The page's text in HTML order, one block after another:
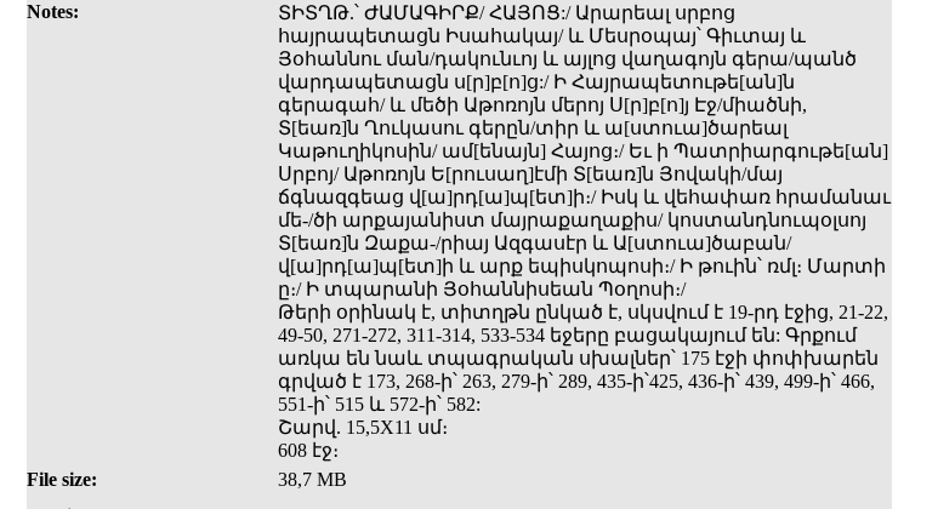
Notes:
ՏԻՏՂԹ.՝ ԺԱՄԱԳԻՐՔ/ ՀԱՅՈՑ:/ Արարեալ սրբոց
հայրապետացն Իսահակայ/ և Մեսրօպայ՝ Գիւտայ և
Յօհաննու ման/դակունւոյ և այլոց վաղագոյն գերա/պանծ
վարդապետացն ս[ր]բ[ո]ց:/ Ի Հայրապետութե[ան]ն
գերագահ/ և մեծի Աթոռոյն մերոյ Ս[ր]բ[ո]յ Էջ/միածնի,
Տ[եառ]ն Ղուկասու գերըն/տիր և ա[ստուա]ծարեալ
Կաթուղիկոսին/ ամ[ենայն] Հայոց։/ Եւ ի Պատրիարգութե[ան]
Սրբոյ/ Աթոռոյն Ե[րուսաղ]էմի Տ[եառ]ն Յովակի/մայ
ճգնազգեաց վ[ա]րդ[ա]պ[ետ]ի։/ Իսկ և վեհափառ հրամանաւ
մե-/ծի արքայանիստ մայրաքաղաքիս/ կոստանդնուպօլսոյ
Տ[եառ]ն Զաքա-/րիայ Ազգասէր և Ա[ստուա]ծաբան/
վ[ա]րդ[ա]պ[ետ]ի և արք եպիսկոպոսի։/ Ի թուին՝ ռմլ։ Մարտի
ը։/ Ի տպարանի Յօհաննիսեան Պօղոսի։/
Թերի օրինակ է, տիտղթն ընկած է, սկսվում է 19-րդ էջից, 21-22,
49-50, 271-272, 311-314, 533-534 եջերը բացակայում են: Գրքում
առկա են նաև տպագրական սխալներ՝ 175 էջի փոփխարեն
գրված է 173, 268-ի՝ 263, 279-ի՝ 289, 435-ի՝425, 436-ի՝ 439, 499-ի՝ 466,
551-ի՝ 515 և 572-ի՝ 582:
Շարվ. 15,5X11 սմ։
608 էջ։
File size:
38,7 MB